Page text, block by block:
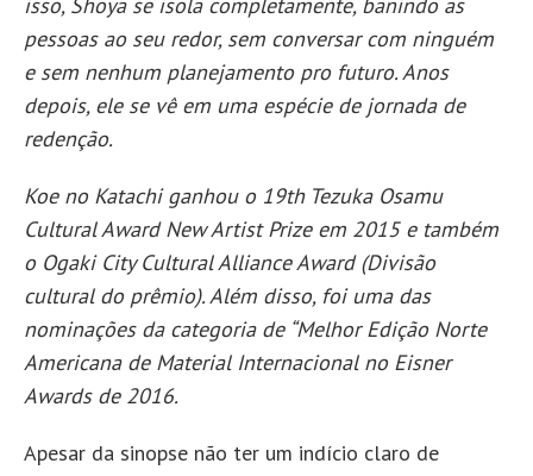
pessoas ao seu redor, sem conversar com ninguém
e sem nenhum planejamento pro futuro. Anos
depois, ele se vê em uma espécie de jornada de
redenção.
Koe no Katachi ganhou o 19th Tezuka Osamu
Cultural Award New Artist Prize em 2015 e também
o Ogaki City Cultural Alliance Award (Divisão
cultural do prêmio). Além disso, foi uma das
nominações da categoria de “Melhor Edição Norte
Americana de Material Internacional no Eisner
Awards de 2016.
Apesar da sinopse não ter um indício claro de